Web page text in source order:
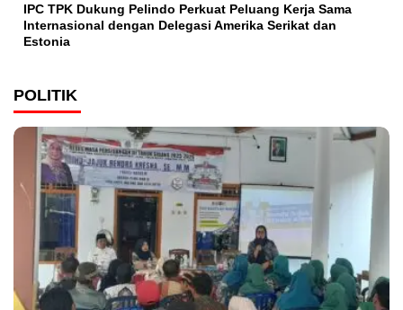
IPC TPK Dukung Pelindo Perkuat Peluang Kerja Sama
Internasional dengan Delegasi Amerika Serikat dan
Estonia
POLITIK